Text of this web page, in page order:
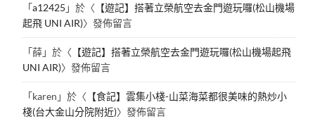
「a12425 」於〈 【遊記】搭著立榮航空去金門遊玩囉(松山機場
起飛 UNI AIR)〉發佈留言
「薛」於〈 【遊記】搭著立榮航空去金門遊玩囉(松山機場起飛
UNI AIR)〉發佈留言
「karen 」於〈 【食記】雲集小棧-山菜海菜都很美味的熱炒小
棧(台大金山分院附近)〉發佈留言